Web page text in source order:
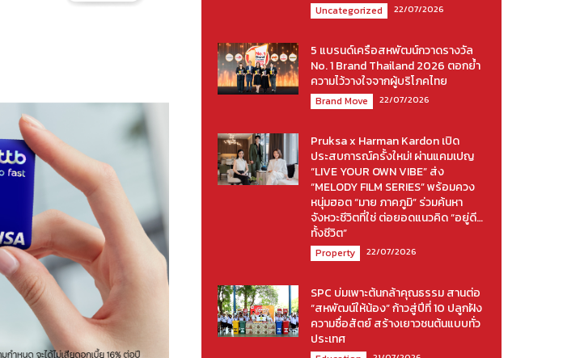
Uncategorized 22/07/2026
5 แบรนด์เครือสหพัฒน์กวาดรางวัล
No. 1 Brand Thailand 2026 ตอกย้ำ
ความไว้วางใจจากผู้บริโภคไทย
Brand Move 22/07/2026
Pruksa x Harman Kardon เปิด
ประสบการณ์ครั้งใหม่! ผ่านแคมเปญ
“LIVE YOUR OWN VIBE” ส่ง
“MELODY FILM SERIES” พร้อมควง
หนุ่มฮอต “มาย ภาคภูมิ” ร่วมค้นหา
จังหวะชีวิตที่ใช่ ต่อยอดแนวคิด “อยู่ดี…
ทั้งชีวิต”
Property 22/07/2026
SPC บ่มเพาะต้นกล้าคุณธรรม สานต่อ
“สหพัฒน์ให้น้อง” ก้าวสู่ปีที่ 10 ปลูกฝัง
ความซื่อสัตย์ สร้างเยาวชนต้นแบบทั่ว
ประเทศ